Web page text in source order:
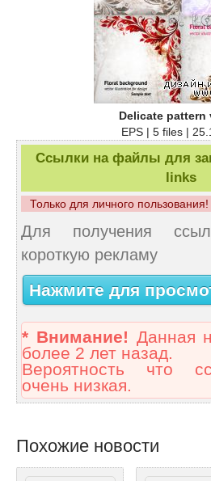
Delicate pattern
EPS | 5 files |
Ссылки на файлы для
links
Только для личного
Для получения
короткую рекламу
Нажмите для
* Внимание! Данная
более 2 лет назад.
Вероятность что
очень низкая.
Похожие новости